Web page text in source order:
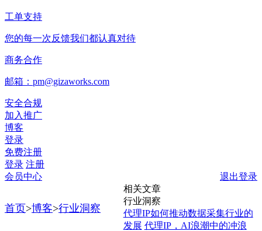
工单支持
您的每一次反馈我们都认真对待
商务合作
邮箱：pm@gizaworks.com
安全合规
加入推广
博客
登录
免费注册
登录 注册
会员中心
退出登录
首页>博客>行业洞察
相关文章
行业洞察
代理IP如何推动数据采集行业的
发展 代理IP，AI浪潮中的冲浪